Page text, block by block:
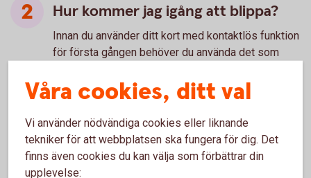
Hur kommer jag igång att blippa?
Innan du använder ditt kort med kontaktlös funktion
för första gången behöver du använda det som
chip och PIN-kod.
På bankkort Mastercard har vi satt 400 kr som
gräns för att kunna blippa utan PIN-kod. Vid köp
över 400 kr kommer du ombes att slå in din PIN-
Våra cookies, ditt val
Vi använder nödvändiga cookies eller liknande
tekniker för att webbplatsen ska fungera för dig. Det
finns även cookies du kan välja som förbättrar din
upplevelse: